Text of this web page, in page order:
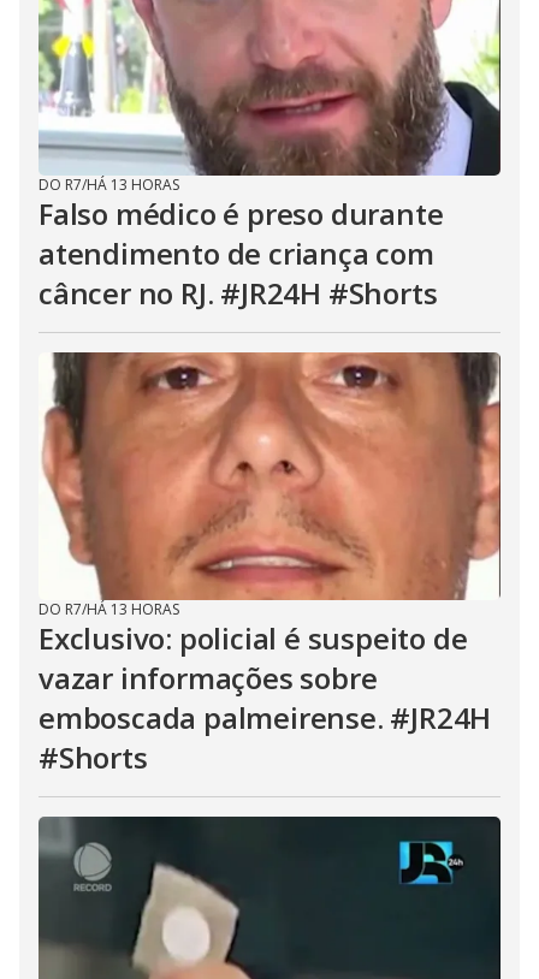
DO R7/HÁ 13 HORAS
Falso médico é preso durante
atendimento de criança com
câncer no RJ. #JR24H #Shorts
DO R7/HÁ 13 HORAS
Exclusivo: policial é suspeito de
vazar informações sobre
emboscada palmeirense. #JR24H
#Shorts